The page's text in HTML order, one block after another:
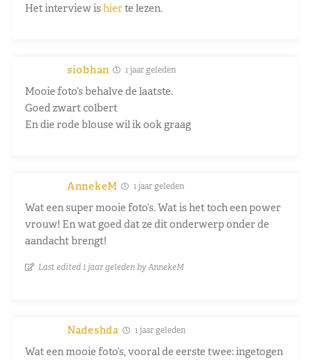
Het interview ishierte lezen.
siobhan 1 jaar geleden
Mooie foto’s behalve de laatste.
Goed zwart colbert
En die rode blouse wil ik ook graag
AnnekeM 1 jaar geleden
Wat een super mooie foto’s. Wat is het toch een power
vrouw! En wat goed dat ze dit onderwerp onder de
aandacht brengt!
Last edited 1 jaar geleden by AnnekeM
Nadeshda 1 jaar geleden
Wat een mooie foto’s, vooral de eerste twee: ingetogen